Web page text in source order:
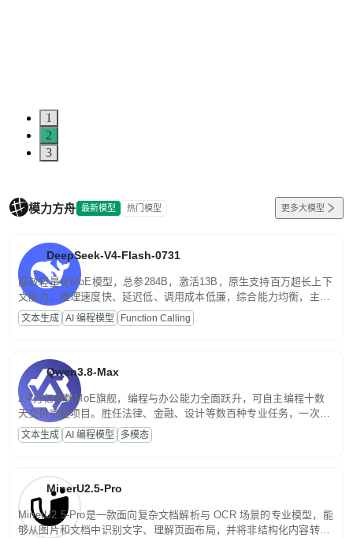
1
2
3
模力方舟 最新模型 热门模型 更多大模型
DeepSeek-V4-Flash-0731
高效轻量化MoE模型，总参284B，激活13B，原生支持百万超长上下
文能力。推理速度快、延迟低、调用成本低廉，综合能力均衡，主打
高并发、轻量化任务，适合日常对话、内容创作、基础 RAG、批量
文案处理等普惠刚需场景。
文本生成 AI 编程模型 Function Calling
Qwen3.8-Max
2.4万亿参数MoE旗舰，编程与办公能力全面跃升，可自主编程十数
天交付完整项目。胜任法律、金融、设计等数百种专业任务，一次对
话端到端交付生产级成果。原生视觉理解贯穿规划、执行与验证全流
程，支持超长文档与长视频的深度语义解析。长程任务中自主规划与
文本生成 AI 编程模型 多模态
MinerU2.5-Pro
MinerU2.5-Pro是一款面向复杂文档解析与 OCR 场景的专业模型，能
够从图片和文档中识别文字、理解页面布局，并将非结构化内容转换